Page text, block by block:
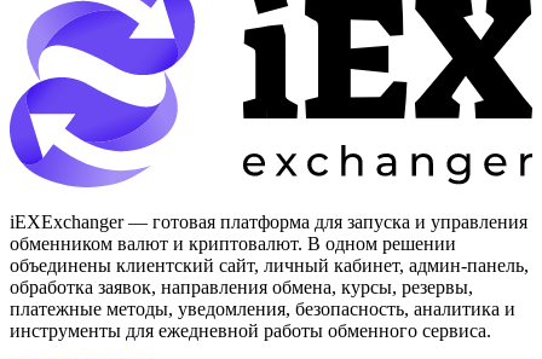
iEXExchanger — готовая платформа для запуска и управления
обменником валют и криптовалют. В одном решении
объединены клиентский сайт, личный кабинет, админ-панель,
обработка заявок, направления обмена, курсы, резервы,
платежные методы, уведомления, безопасность, аналитика и
инструменты для ежедневной работы обменного сервиса.